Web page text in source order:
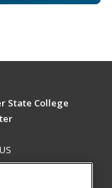
State College